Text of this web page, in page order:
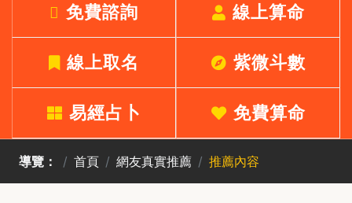
免費諮詢 線上算命
線上取名 紫微斗數
易經占卜 免費算命
導覽： 首頁 網友真實推薦 推薦內容